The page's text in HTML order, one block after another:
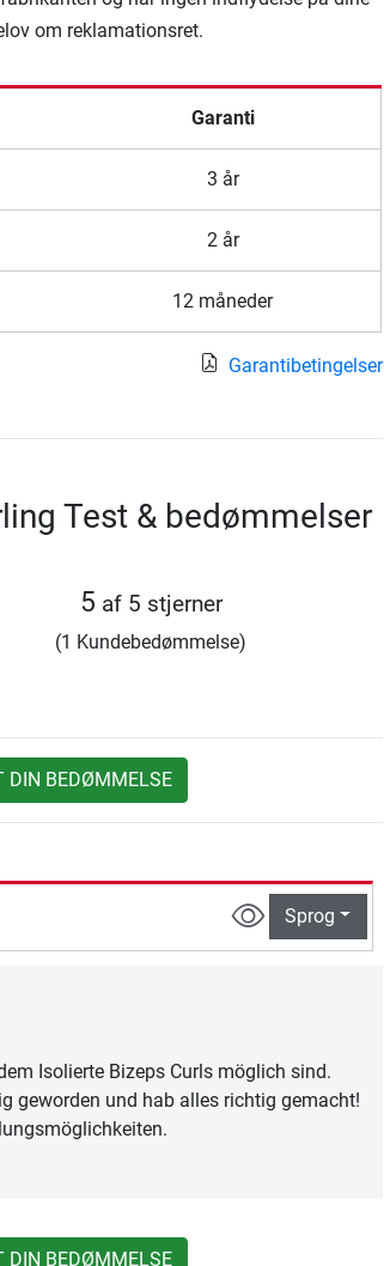
om reklamationsret.
Garanti
3 år
2 år
12 måneder
Garantibetingelser
Test & bedømmelser
5 af 5 stjerner
(1 Kundebedømmelse)
DIN BEDØMMELSE
Sprog
Isolierte Bizeps Curls möglich sind.
geworden und hab alles richtig gemacht!
DIN BEDØMMELSE